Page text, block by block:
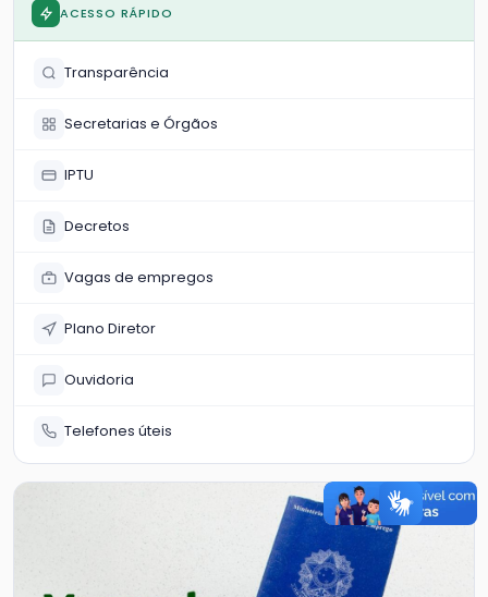
da frota local
ACESSO RÁPIDO
Transparência
Secretarias e Órgãos
IPTU
Decretos
Vagas de empregos
Plano Diretor
Ouvidoria
Telefones úteis